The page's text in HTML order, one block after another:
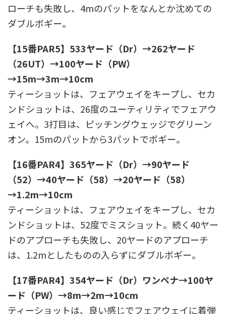
ローチも失敗し、4mのパットをなんとか沈めての
ダブルボギー。
【15番PAR5】533ヤード（Dr）→262ヤード
（26UT）→100ヤード（PW）
→15m→3m→10cm
ティーショットは、フェアウェイをキープし、セカ
ンドショットは、26度のユーティリティでフェアウ
ェイへ。3打目は、ピッチングウェッジでグリーン
オン。15mのパットから3パットでボギー。
【16番PAR4】365ヤード（Dr）→90ヤード
（52）→40ヤード（58）→20ヤード（58）
→1.2m→10cm
ティーショットは、フェアウェイをキープし、セカ
ンドショットは、52度でミスショット。続く40ヤー
ドのアプローチも失敗し、20ヤードのアプローチ
は、1.2mとしたものの入らずにダブルボギー。
【17番PAR4】354ヤード（Dr）ワンペナ→100ヤ
ード（PW）→8m→2m→10cm
ティーショットは、良い感じでフェアウェイに着弾